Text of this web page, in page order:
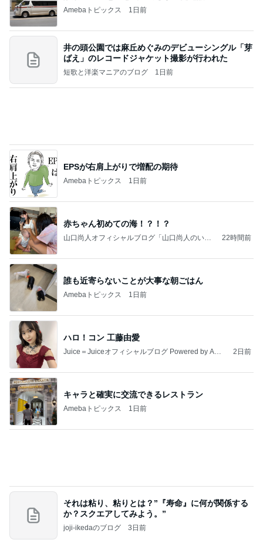
Amebaトピックス 1日前
井の頭公園では麻丘めぐみのデビューシングル「芽
ばえ」のレコードジャケット撮影が行われた
短歌と洋楽マニアのブログ 1日前
EPSが右肩上がりで増配の期待
Amebaトピックス 1日前
赤ちゃん初めての海！？！？
山口尚人オフィシャルブログ「山口尚人のいき
22時間前
誰も近寄らないことが大事な朝ごはん
Amebaトピックス 1日前
ハロ！コン 工藤由愛
Juice＝Juiceオフィシャルブログ Powered by Ame
2日前
キャラと確実に交流できるレストラン
Amebaトピックス 1日前
それは粘り、粘りとは？”『寿命』に何が関係する
か？スクエアしてみよう。”
joji-ikedaのブログ 3日前